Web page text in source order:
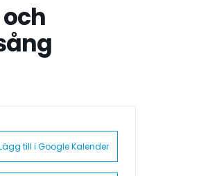
till i Google Kalender